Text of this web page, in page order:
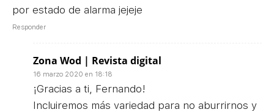
por estado de alarma jejeje
Responder
Zona Wod | Revista digital
16 marzo 2020 en 18:18
¡Gracias a ti, Fernando!
Incluiremos más variedad para no aburrirnos y